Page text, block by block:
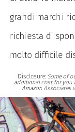
grandi marchi
richiesta di
molto difficile
Disclosure: Some of
additional cost for you
Amazon Associates